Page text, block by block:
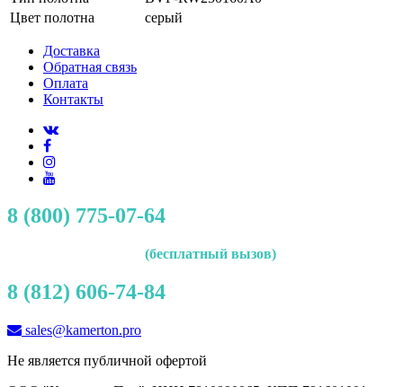
Цвет полотна
серый
Доставка
Обратная связь
Оплата
Контакты
8 (800) 775-07-64
(бесплатный вызов)
8 (812) 606-74-84
sales@kamerton.pro
Не является публичной офертой